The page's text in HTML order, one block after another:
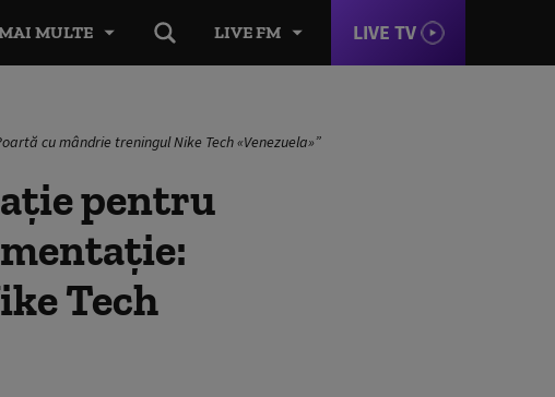
LIVE FM LIVE TV
MULTE
cu mândrie treningul Nike Tech «Venezuela»”
pentru
Tech